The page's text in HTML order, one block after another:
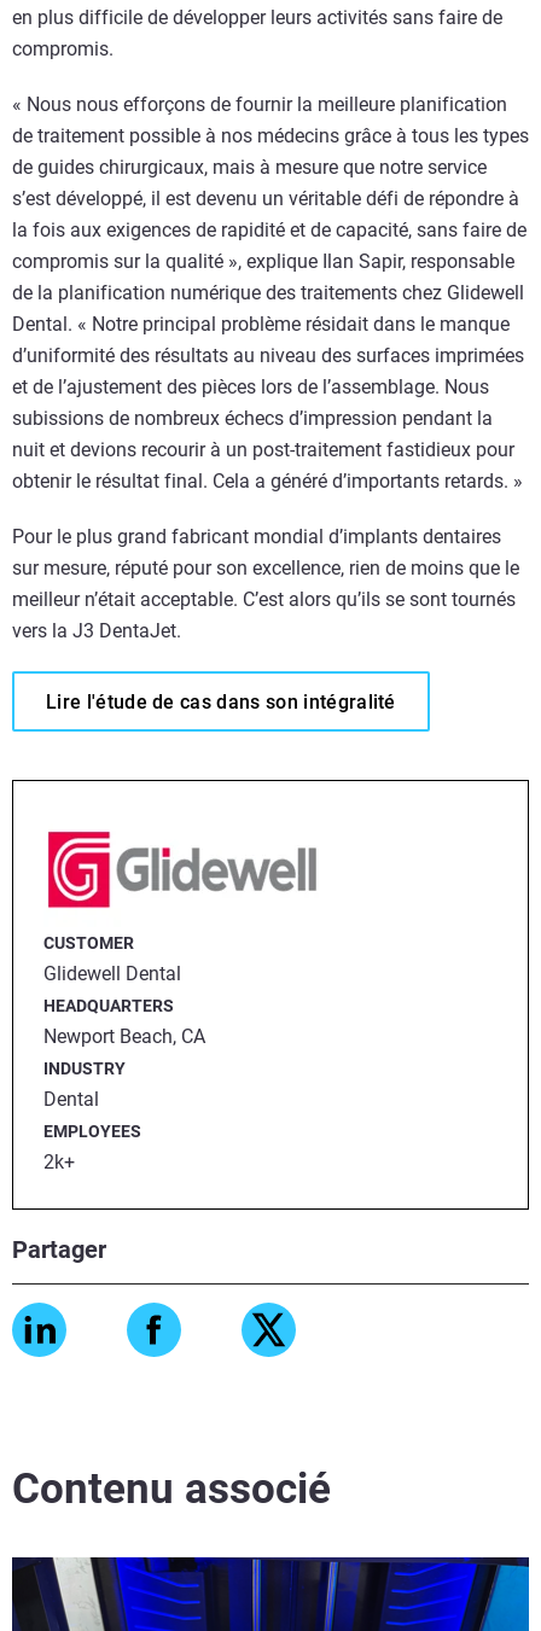
CUSTOMER
Glidewell Dental
HEADQUARTERS
Newport Beach, CA
INDUSTRY
Dental
EMPLOYEES
2k+
Partager
en plus difficile de développer leurs activités sans faire de
compromis.
« Nous nous efforçons de fournir la meilleure planification
de traitement possible à nos médecins grâce à tous les types
de guides chirurgicaux, mais à mesure que notre service
s’est développé, il est devenu un véritable défi de répondre à
la fois aux exigences de rapidité et de capacité, sans faire de
compromis sur la qualité », explique Ilan Sapir, responsable
de la planification numérique des traitements chez Glidewell
Dental. « Notre principal problème résidait dans le manque
d’uniformité des résultats au niveau des surfaces imprimées
et de l’ajustement des pièces lors de l’assemblage. Nous
subissions de nombreux échecs d’impression pendant la
nuit et devions recourir à un post-traitement fastidieux pour
obtenir le résultat final. Cela a généré d’importants retards. »
Pour le plus grand fabricant mondial d’implants dentaires
sur mesure, réputé pour son excellence, rien de moins que le
meilleur n’était acceptable. C’est alors qu’ils se sont tournés
vers la J3 DentaJet.
Lire l'étude de cas dans son intégralité
Contenu associé